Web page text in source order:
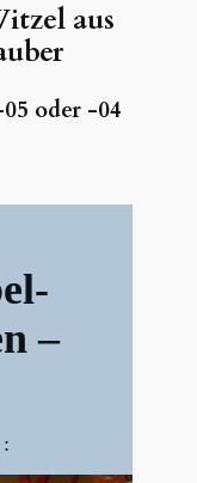
aus
oder -04
–
: